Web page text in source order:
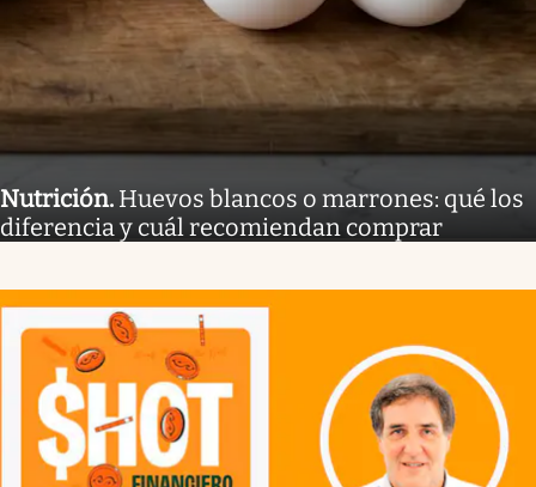
Nutrición. Huevos blancos o marrones: qué los
diferencia y cuál recomiendan comprar